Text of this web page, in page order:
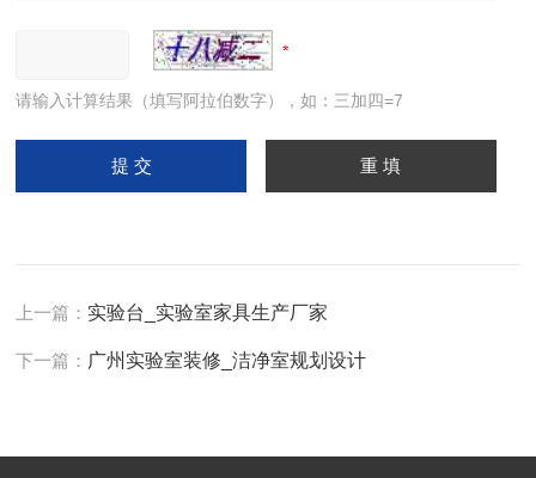
请输入计算结果（填写阿拉伯数字），如：三加四=7
上一篇： 实验台_实验室家具生产厂家
下一篇： 广州实验室装修_洁净室规划设计